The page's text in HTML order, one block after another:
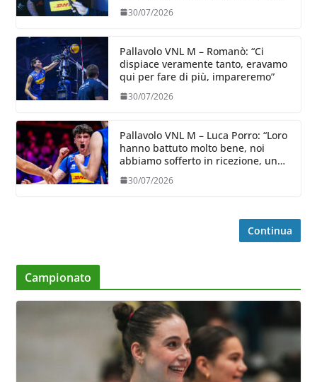
30/07/2026
Pallavolo VNL M – Romanò: “Ci
dispiace veramente tanto, eravamo
qui per fare di più, impareremo”
30/07/2026
Pallavolo VNL M – Luca Porro: “Loro
hanno battuto molto bene, noi
abbiamo sofferto in ricezione, uno
30/07/2026
Continua
Campionato